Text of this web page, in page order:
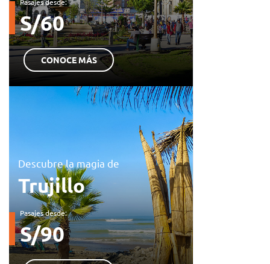
S/60
CONOCE MÁS
Descubre la magia de
Trujillo
Pasajes desde:
S/90